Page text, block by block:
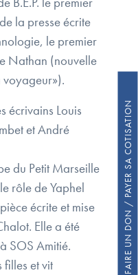
FAIRE UN DON / PAYER SA COTISATION
la presse écrite
le premier
Nathan (nouvelle
voyageur»).
écrivains Louis
et André
du Petit Marseille
rôle de Yaphel
écrite et mise
Elle a été
SOS Amitié.
filles et vit